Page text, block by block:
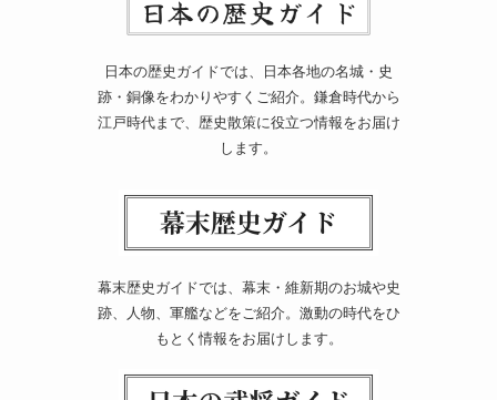
日本の歴史ガイドでは、日本各地の名城・史
跡・銅像をわかりやすくご紹介。鎌倉時代から
江戸時代まで、歴史散策に役立つ情報をお届け
します。
幕末歴史ガイドでは、幕末・維新期のお城や史
跡、人物、軍艦などをご紹介。激動の時代をひ
もとく情報をお届けします。